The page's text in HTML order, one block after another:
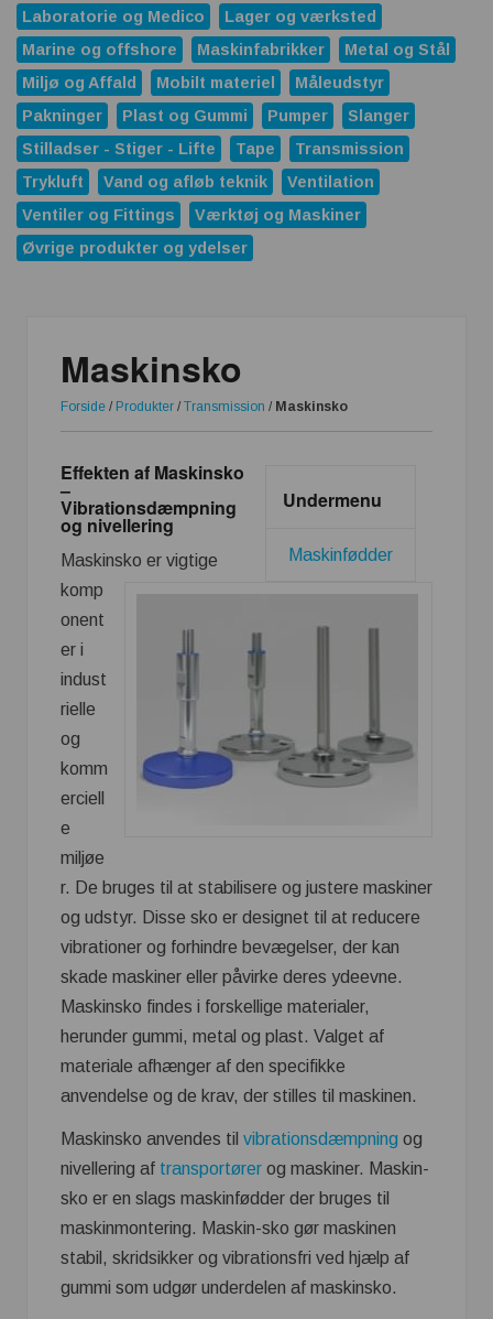
Laboratorie og Medico
Lager og værksted
Marine og offshore
Maskinfabrikker
Metal og Stål
Miljø og Affald
Mobilt materiel
Måleudstyr
Pakninger
Plast og Gummi Pumper
Slanger
Stilladser - Stiger - Lifte
Tape
Transmission
Trykluft
Vand og afløb teknik
Ventilation
Ventiler og Fittings
Værktøj og Maskiner
Øvrige produkter og ydelser
Maskinsko
Forside / Produkter / Transmission / Maskinsko
Undermenu
Maskinfødder
Effekten af Maskinsko
–
Vibrationsdæmpning
og nivellering
Maskinsko er vigtige
komp
onent
er i
indust
rielle
og
komm
erciell
e
miljøe
r. De bruges til at stabilisere og justere maskiner
og udstyr. Disse sko er designet til at reducere
vibrationer og forhindre bevægelser, der kan
skade maskiner eller påvirke deres ydeevne.
Maskinsko findes i forskellige materialer,
herunder gummi, metal og plast. Valget af
materiale afhænger af den specifikke
anvendelse og de krav, der stilles til maskinen.
Maskinsko anvendes til vibrationsdæmpning og
nivellering af transportører og maskiner. Maskin-
sko er en slags maskinfødder der bruges til
maskinmontering. Maskin-sko gør maskinen
stabil, skridsikker og vibrationsfri ved hjælp af
gummi som udgør underdelen af maskinsko.